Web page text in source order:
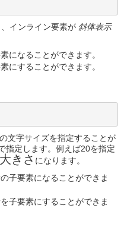
インライン要素が 斜体表示
になることができます。
にすることができます。
文字サイズを指定することが
指定します。例えば20を指定
きさ になります。
子要素になることができま
子要素にすることができま